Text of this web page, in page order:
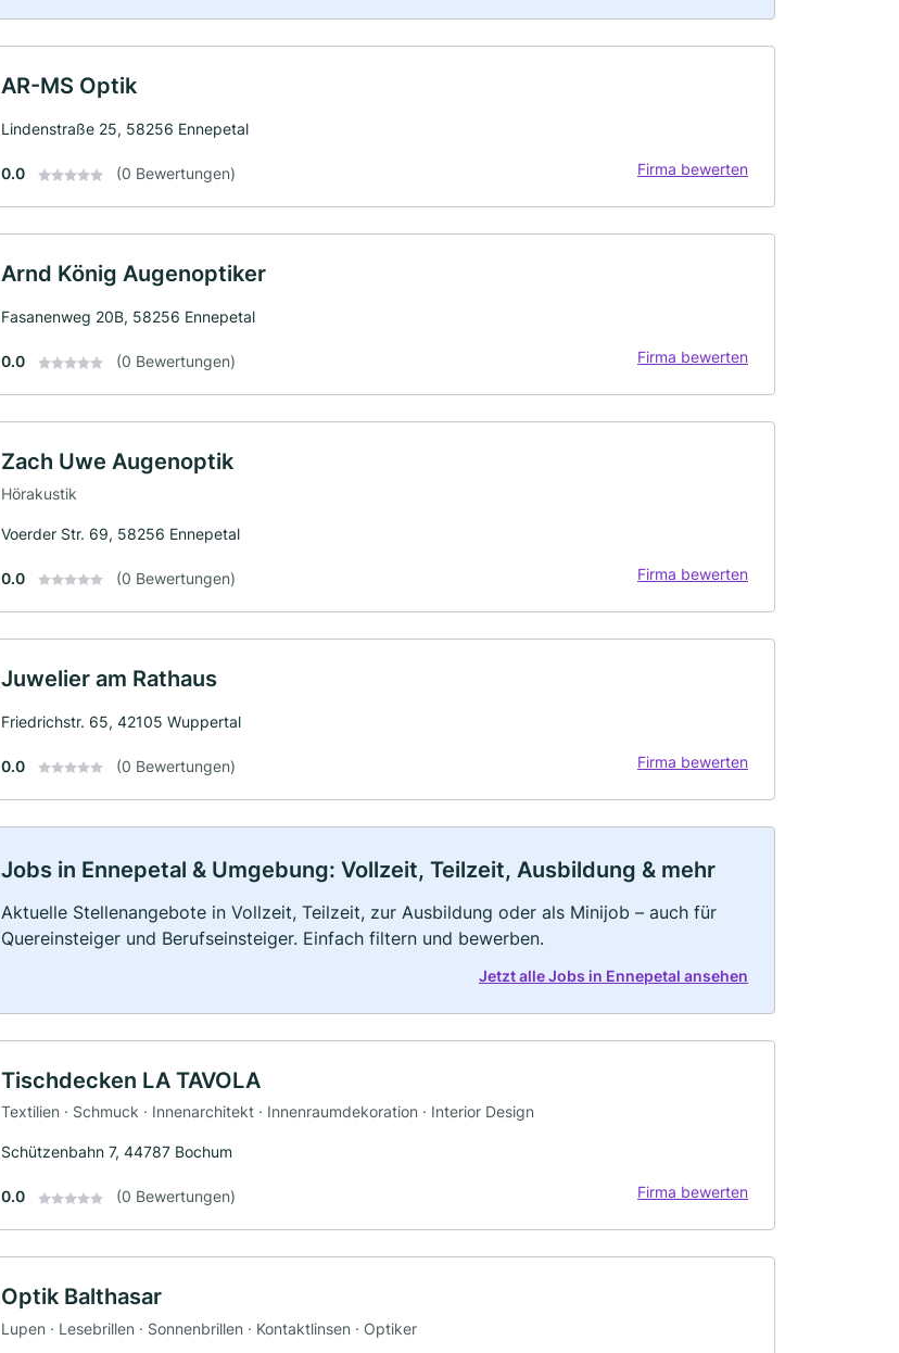
AR-MS Optik
Lindenstraße 25, 58256 Ennepetal
0.0 (0 Bewertungen) Firma bewerten
Arnd König Augenoptiker
Fasanenweg 20B, 58256 Ennepetal
0.0 (0 Bewertungen) Firma bewerten
Zach Uwe Augenoptik
Hörakustik
Voerder Str. 69, 58256 Ennepetal
0.0 (0 Bewertungen) Firma bewerten
Juwelier am Rathaus
Friedrichstr. 65, 42105 Wuppertal
0.0 (0 Bewertungen) Firma bewerten
Jobs in Ennepetal & Umgebung: Vollzeit, Teilzeit, Ausbildung & mehr
Aktuelle Stellenangebote in Vollzeit, Teilzeit, zur Ausbildung oder als Minijob – auch für
Quereinsteiger und Berufseinsteiger. Einfach filtern und bewerben.
Jetzt alle Jobs in Ennepetal ansehen
Tischdecken LA TAVOLA
Textilien · Schmuck · Innenarchitekt · Innenraumdekoration · Interior Design
Schützenbahn 7, 44787 Bochum
0.0 (0 Bewertungen) Firma bewerten
Optik Balthasar
Lupen · Lesebrillen · Sonnenbrillen · Kontaktlinsen · Optiker